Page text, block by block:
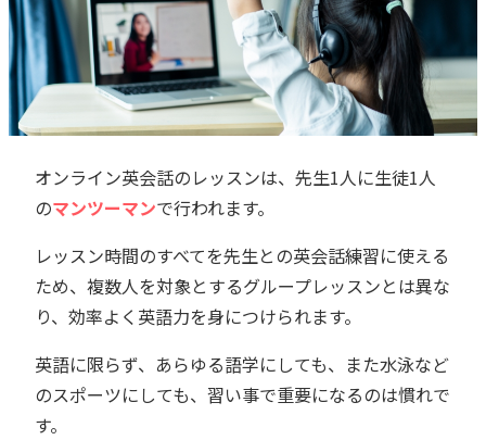
オンライン英会話のレッスンは、先生1人に生徒1人
のマンツーマンで行われます。
レッスン時間のすべてを先生との英会話練習に使える
ため、複数人を対象とするグループレッスンとは異な
り、効率よく英語力を身につけられます。
英語に限らず、あらゆる語学にしても、また水泳など
のスポーツにしても、習い事で重要になるのは慣れで
す。